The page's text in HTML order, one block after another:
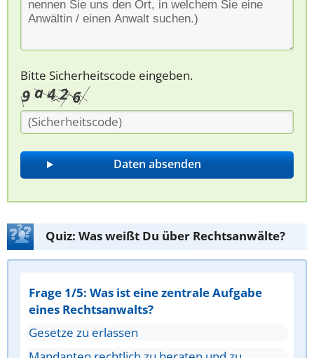
Bitte Sicherheitscode eingeben.
Quiz: Was weißt Du über Rechtsanwälte?
Frage 1/5: Was ist eine zentrale Aufgabe
eines Rechtsanwalts?
Gesetze zu erlassen